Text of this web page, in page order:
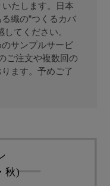
たします。日本
織の”つくるカバ
てください。
のサンプルサービ
ご注文や複数回の
ます。予めご了